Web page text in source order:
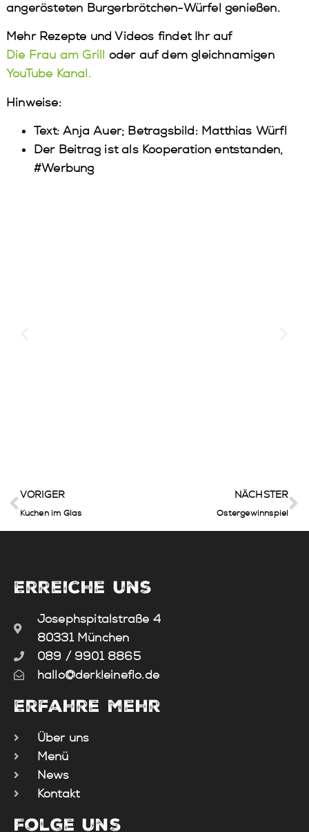
angerösteten Burgerbrötchen-Würfel genießen.
Mehr Rezepte und Videos findet Ihr auf
Die Frau am Grill oder auf dem gleichnamigen
YouTube Kanal.
Hinweise:
Text: Anja Auer; Betragsbild: Matthias Würfl
Der Beitrag ist als Kooperation entstanden,
#Werbung
VORIGER
Kuchen im Glas
NÄCHSTER
Ostergewinnspiel
Erreiche uns
Josephspitalstraße 4
80331 München
089 / 9901 8865
hallo@derkleineflo.de
Erfahre mehr
Über uns
Menü
News
Kontakt
Folge uns